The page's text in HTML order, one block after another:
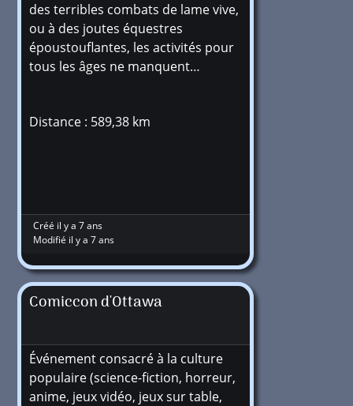
des terribles combats de lame vive,
ou à des joutes équestres
époustouflantes, les activités pour
tous les âges ne manquent…
Distance : 589,38 km
Créé il y a 7 ans
Modifié il y a 7 ans
Comiccon d'Ottawa
Événement consacré à la culture
populaire (science-fiction, horreur,
anime, jeux vidéo, jeux sur table,